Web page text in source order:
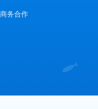
商务合作